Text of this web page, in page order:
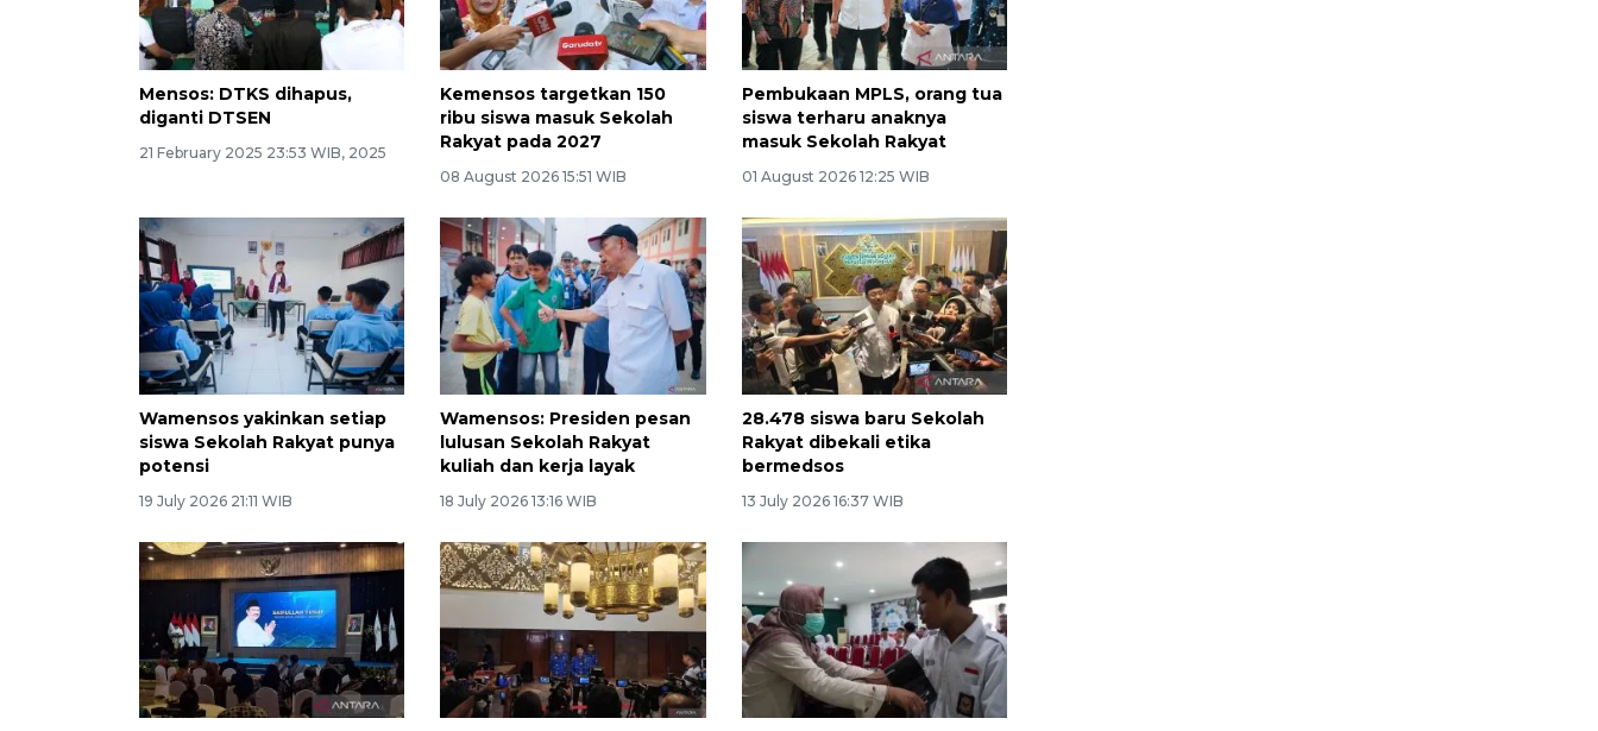
Mensos: DTKS dihapus,
diganti DTSEN
21 February 2025 23:53 WIB, 2025
Kemensos targetkan 150
ribu siswa masuk Sekolah
Rakyat pada 2027
08 August 2026 15:51 WIB
Pembukaan MPLS, orang tua
siswa terharu anaknya
masuk Sekolah Rakyat
01 August 2026 12:25 WIB
Wamensos yakinkan setiap
siswa Sekolah Rakyat punya
potensi
19 July 2026 21:11 WIB
Wamensos: Presiden pesan
lulusan Sekolah Rakyat
kuliah dan kerja layak
18 July 2026 13:16 WIB
28.478 siswa baru Sekolah
Rakyat dibekali etika
bermedsos
13 July 2026 16:37 WIB